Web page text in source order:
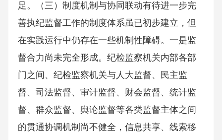
足。（三）制度机制与协同联动有待进一步完
善执纪监督工作的制度体系虽已初步建立，但
在实践运行中仍存在一些机制性障碍。一是监
督合力尚未完全形成。纪检监察机关内部各部
门之间、纪检监察机关与人大监督、民主监
督、司法监督、审计监督、财会监督、统计监
督、群众监督、舆论监督等各类监督主体之间
的贯通协调机制尚不健全，信息共享、线索移